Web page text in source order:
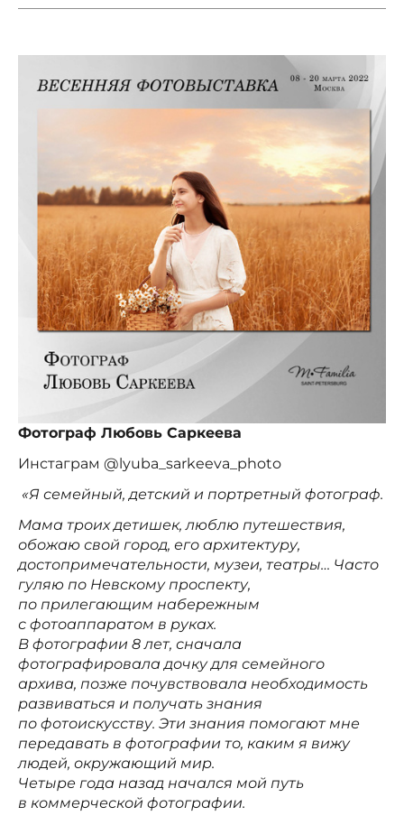
Фотограф Любовь Саркеева
Инстаграм @lyuba_sarkeeva_photo
«Я семейный, детский и портретный фотограф.
Мама троих детишек, люблю путешествия,
обожаю свой город, его архитектуру,
достопримечательности, музеи, театры… Часто
гуляю по Невскому проспекту,
по прилегающим набережным
с фотоаппаратом в руках.
В фотографии 8 лет, сначала
фотографировала дочку для семейного
архива, позже почувствовала необходимость
развиваться и получать знания
по фотоискусству. Эти знания помогают мне
передавать в фотографии то, каким я вижу
людей, окружающий мир.
Четыре года назад начался мой путь
в коммерческой фотографии.